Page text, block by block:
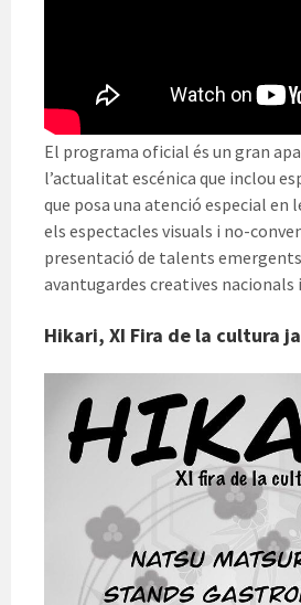
El programa oficial és un gran
l’actualitat escénica que inclou
que posa una atenció especial en
els espectacles visuals i no-
presentació de talents
avantugardes creatives
Hikari, XI Fira de la cultura